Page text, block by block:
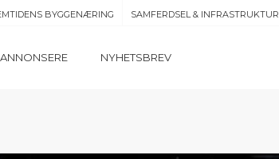
BYGGENÆRING SAMFERDSEL & INFRASTRUKTUR
ANNONSERE NYHETSBREV